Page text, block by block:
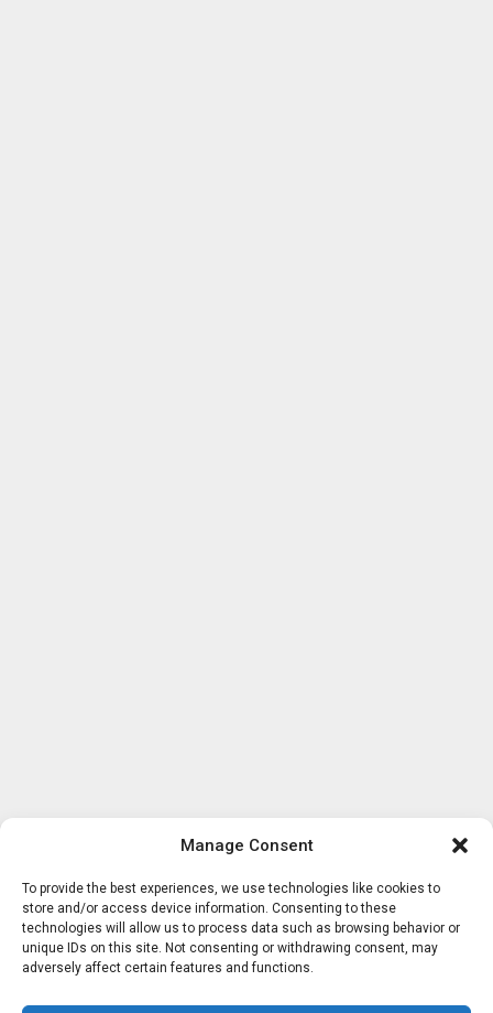
Manage Consent
To provide the best experiences, we use technologies like cookies to
store and/or access device information. Consenting to these
technologies will allow us to process data such as browsing behavior or
unique IDs on this site. Not consenting or withdrawing consent, may
adversely affect certain features and functions.